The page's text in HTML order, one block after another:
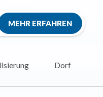
MEHR ERFAHREN
Dorf